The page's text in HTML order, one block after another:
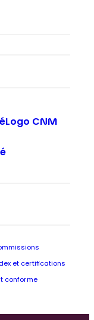
Logo CNM
et certifications
conforme